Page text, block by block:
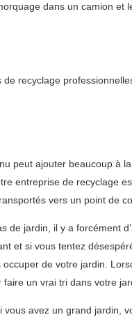
dans un camion
recyclage
peut ajouter beaucoup à
entreprise de recyclage
vers un point de
jardin, il y a forcément
et si vous tentez
de votre jardin.
un vrai tri dans votre
avez un grand jardin,